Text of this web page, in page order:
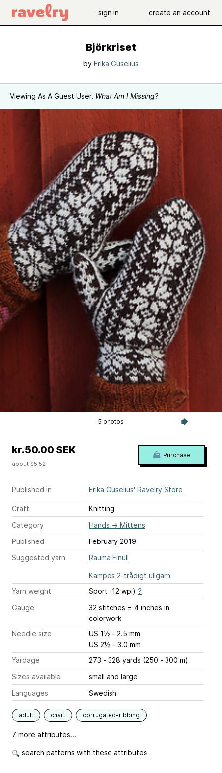
sign in create an account
Björkriset
by Erika Guselius
Viewing As A Guest User. What Am I Missing?
5 photos
Published in Erika Guselius' Ravelry Store
Craft
Knitting
Category
Hands → Mittens
Published
February 2019
Suggested yarn
Rauma Finull
Kampes 2-trådigt ullgarn
Yarn weight
Sport (12 wpi) ?
Gauge
32 stitches = 4 inches in
colorwork
Needle size
US 1½ - 2.5 mm
US 2½ - 3.0 mm
Yardage
273 - 328 yards (250 - 300 m)
Sizes available
small and large
Languages
Swedish
adult chart corrugated-ribbing
7 more attributes...
search patterns with these attributes
kr.50.00 SEK
about $5.52
Purchase